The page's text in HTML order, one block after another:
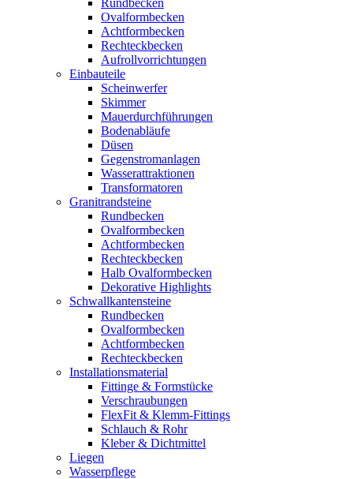
Rundbecken
Ovalformbecken
Achtformbecken
Rechteckbecken
Aufrollvorrichtungen
Einbauteile
Scheinwerfer
Skimmer
Mauerdurchführungen
Bodenabläufe
Düsen
Gegenstromanlagen
Wasserattraktionen
Transformatoren
Granitrandsteine
Rundbecken
Ovalformbecken
Achtformbecken
Rechteckbecken
Halb Ovalformbecken
Dekorative Highlights
Schwallkantensteine
Rundbecken
Ovalformbecken
Achtformbecken
Rechteckbecken
Installationsmaterial
Fittinge & Formstücke
Verschraubungen
FlexFit & Klemm-Fittings
Schlauch & Rohr
Kleber & Dichtmittel
Liegen
Wasserpflege